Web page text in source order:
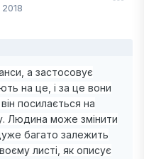
а застосовує
на це, і за це вони
посилається на
Людина може змінити
багато залежить
листі, як описує